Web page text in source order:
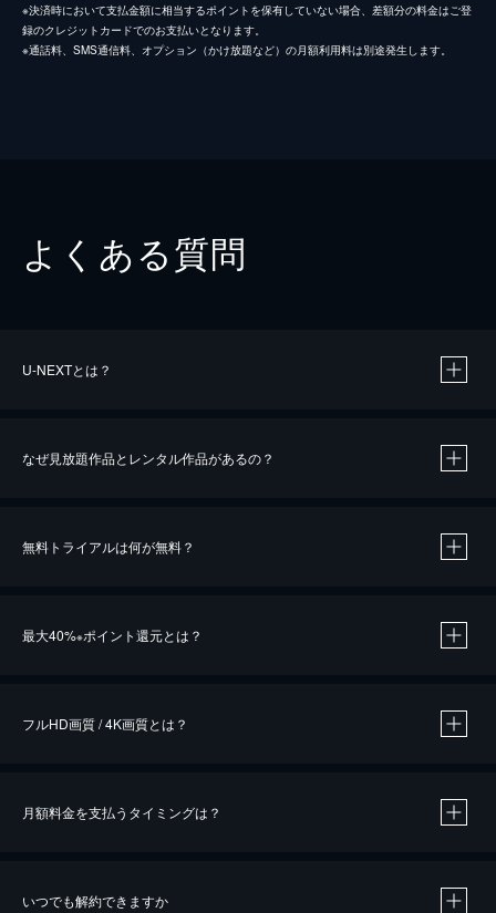
※決済時において支払金額に相当するポイントを保有していない場合、差額分の料金はご登
録のクレジットカードでのお支払いとなります。
※通話料、SMS通信料、オプション（かけ放題など）の月額利用料は別途発生します。
よくある質問
U-NEXTとは？
なぜ見放題作品とレンタル作品があるの？
無料トライアルは何が無料？
最大40%※ポイント還元とは？
※40％ポイント還元の対象は、クレジットカード決済による作品の購入 / レンタルです。
iOSアプリのUコイン決済による作品の購入 / レンタルは、20％のポイント還元です。
フルHD画質 / 4K画質とは？
月額料金を支払うタイミングは？
いつでも解約できますか